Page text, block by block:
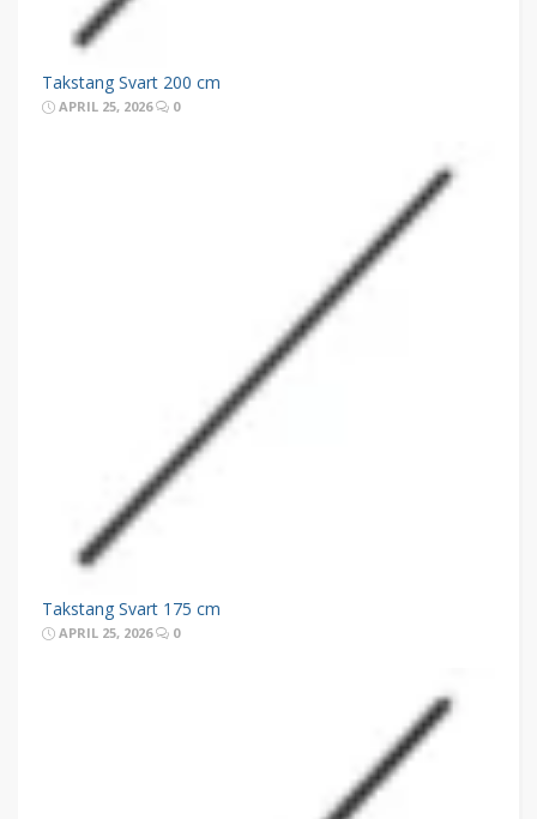
Takstang Svart 200 cm
APRIL 25, 2026 0
Takstang Svart 175 cm
APRIL 25, 2026 0